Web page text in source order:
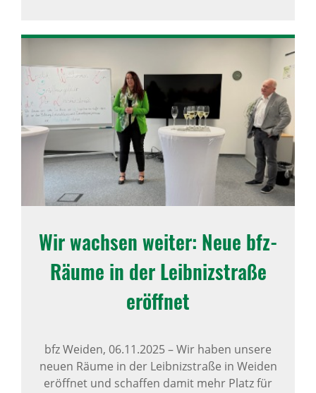
Wir wachsen weiter: Neue bfz-
Räume in der Leib­niz­straße
eröffnet
bfz Weiden, 06.11.2025–Wir haben unsere
neuen Räume in der Leibnizstraße in Weiden
eröffnet und schaffen damit mehr Platz für